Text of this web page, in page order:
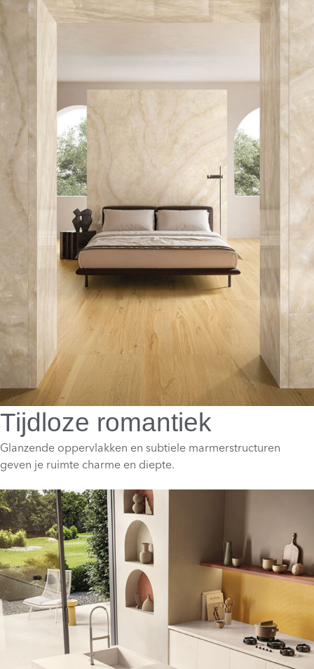
Tijdloze romantiek
Glanzende oppervlakken en subtiele marmerstructuren
geven je ruimte charme en diepte.